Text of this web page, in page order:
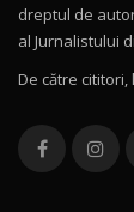
12
13
dreptul de
al Jurnalistului
De către cititori,